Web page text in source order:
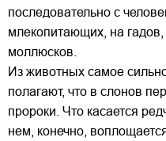
последовательно с
млекопитающих, на
моллюсков.
Из животных самое
полагают, что в слонов
пророки. Что касается
нем, конечно,